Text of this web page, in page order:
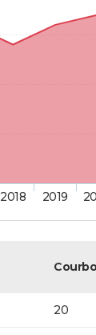
2018 2019
20